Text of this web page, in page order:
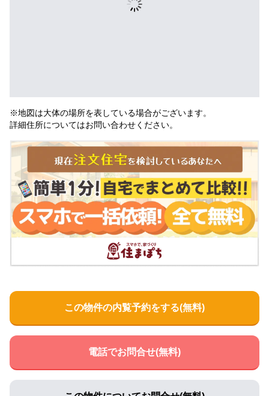
※地図は大体の場所を表している場合がございます。
詳細住所についてはお問い合わせください。
この物件の内覧予約をする(無料)
電話でお問合せ(無料)